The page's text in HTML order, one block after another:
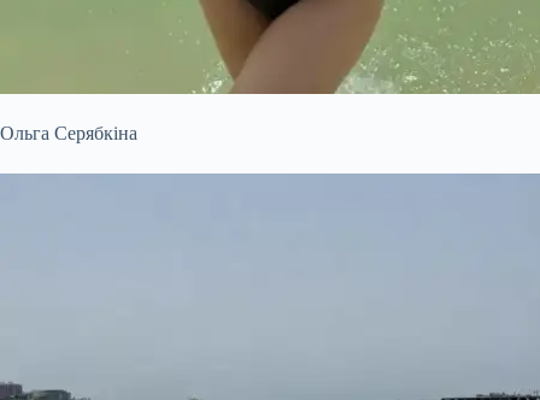
Ольга Серябкіна